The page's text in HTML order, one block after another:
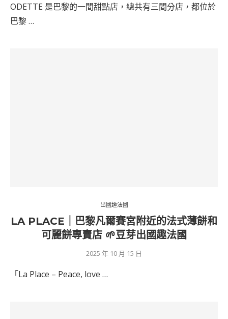
ODETTE 是巴黎的一間甜點店，總共有三間分店，都位於
巴黎 …
出國趣法國
LA PLACE｜巴黎凡爾賽宮附近的法式薄餅和
可麗餅專賣店 🌱豆芽出國趣法國
2025 年 10 月 15 日
「La Place – Peace, love …